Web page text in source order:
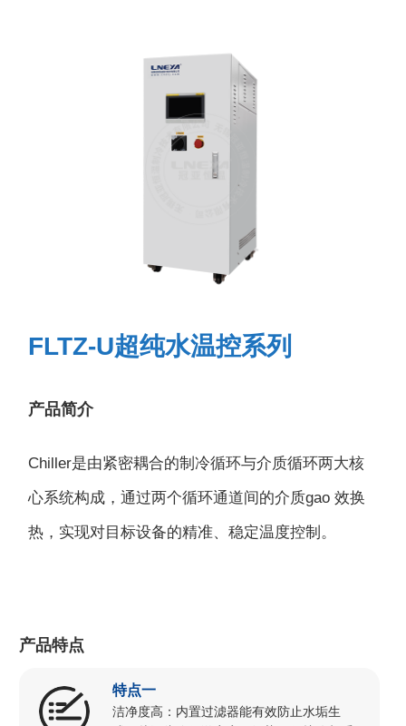
FLTZ-U超纯水温控系列
产品简介
Chiller是由紧密耦合的制冷循环与介质循环两大核
心系统构成，通过两个循环通道间的介质gao 效换
热，实现对目标设备的精准、稳定温度控制。
产品特点
特点一
洁净度高：内置过滤器能有效防止水垢生